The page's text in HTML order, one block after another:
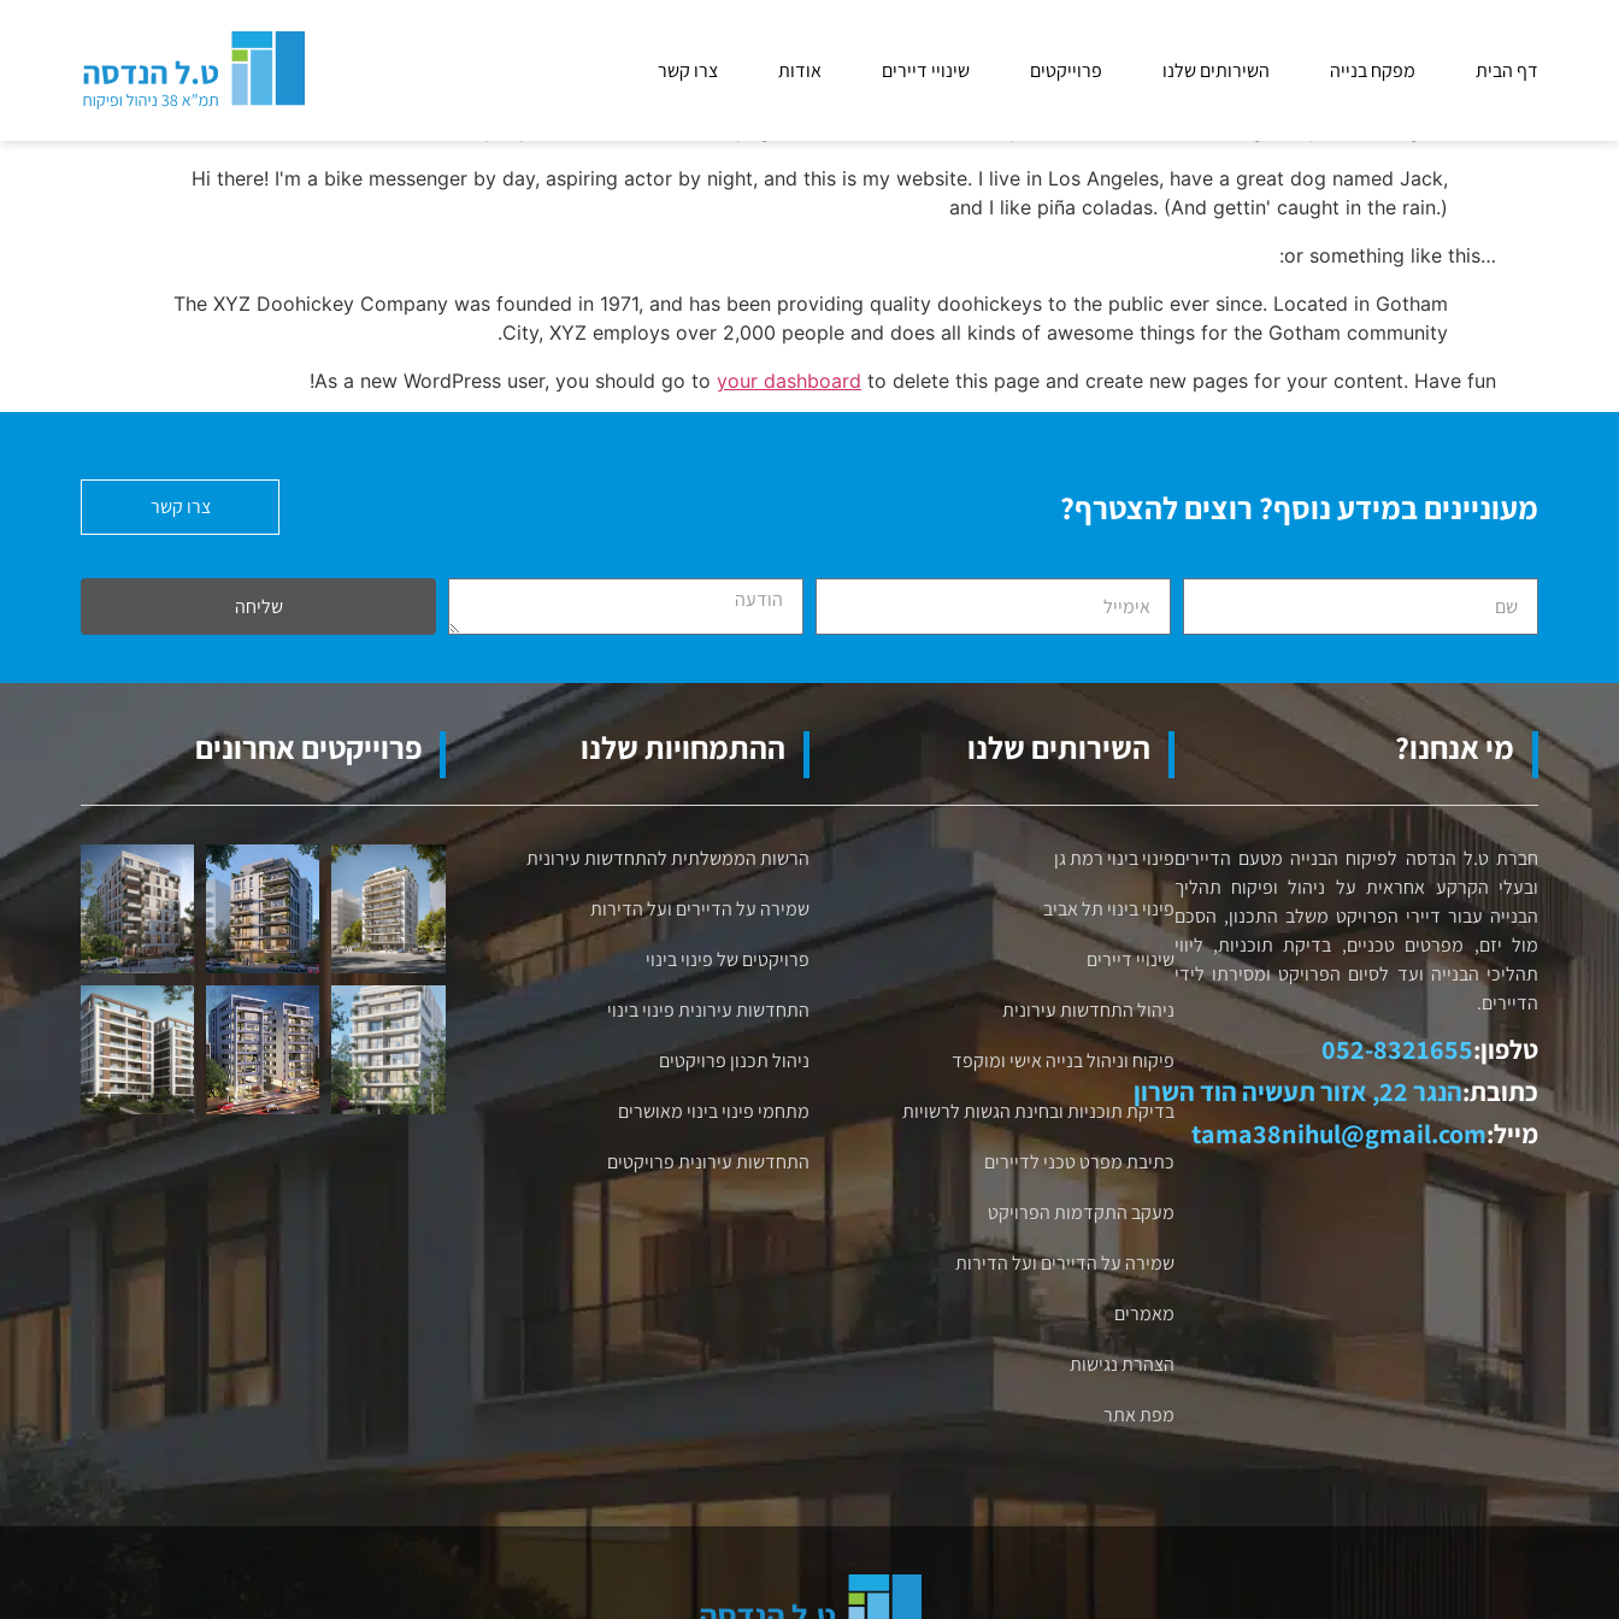
דף הבית מפקח בנייה השירותים שלנו פרוייקטים שינויי דיירים אודות צרו קשר
This is an example page. It's different from a blog post because it will stay in one place and will show up in your site navigation (in most themes).
Hi there! I'm a bike messenger by day, aspiring actor by night, and this is my website. I live in Los Angeles, have a great dog named Jack,
and I like piña coladas. (And gettin' caught in the rain.)
…or something like this:
The XYZ Doohickey Company was founded in 1971, and has been providing quality doohickeys to the public ever since. Located in Gotham
City, XYZ employs over 2,000 people and does all kinds of awesome things for the Gotham community.
As a new WordPress user, you should go to your dashboard to delete this page and create new pages for your content. Have fun!
מעוניינים במידע נוסף? רוצים להצטרף? צרו קשר
שליחה
מי אנחנו?
חברת ט.ל הנדסה לפיקוח הבנייה מטעם הדיירים
ובעלי הקרקע אחראית על ניהול ופיקוח תהליך
הבנייה עבור דיירי הפרויקט משלב התכנון, הסכם
מול יזם, מפרטים טכניים, בדיקת תוכניות, ליווי
תהליכי הבנייה ועד לסיום הפרויקט ומסירתו לידי
הדיירים.
טלפון:052-8321655
כתובת:הנגר 22, אזור תעשיה הוד השרון
מייל:tama38nihul@gmail.com
השירותים שלנו
פינוי בינוי רמת גן
פינוי בינוי תל אביב
שינויי דיירים
ניהול התחדשות עירונית
פיקוח וניהול בנייה אישי ומוקפד
בדיקת תוכניות ובחינת הגשות לרשויות
כתיבת מפרט טכני לדיירים
מעקב התקדמות הפרויקט
שמירה על הדיירים ועל הדירות
מאמרים
הצהרת נגישות
מפת אתר
ההתמחויות שלנו
הרשות הממשלתית להתחדשות עירונית
שמירה על הדיירים ועל הדירות
פרויקטים של פינוי בינוי
התחדשות עירונית פינוי בינוי
ניהול תכנון פרויקטים
מתחמי פינוי בינוי מאושרים
התחדשות עירונית פרויקטים
פרוייקטים אחרונים